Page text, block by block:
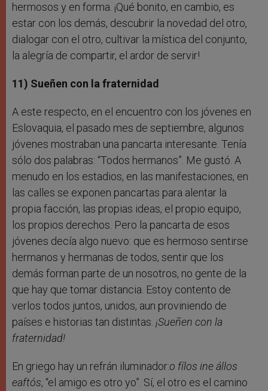
hermosos y en forma. ¡Qué bonito, en cambio, es
estar con los demás, descubrir la novedad del otro,
dialogar con el otro, cultivar la mística del conjunto,
la alegría de compartir, el ardor de servir!
11) Sueñen con la fraternidad
A este respecto, en el encuentro con los jóvenes en
Eslovaquia, el pasado mes de septiembre, algunos
jóvenes mostraban una pancarta interesante. Tenía
sólo dos palabras: “Todos hermanos”. Me gustó. A
menudo en los estadios, en las manifestaciones, en
las calles se exponen pancartas para alentar la
propia facción, las propias ideas, el propio equipo,
los propios derechos. Pero la pancarta de esos
jóvenes decía algo nuevo: que es hermoso sentirse
hermanos y hermanas de todos, sentir que los
demás forman parte de un nosotros, no gente de la
que hay que tomar distancia. Estoy contento de
verlos todos juntos, unidos, aun proviniendo de
países e historias tan distintas. ¡Sueñen con la
fraternidad!
En griego hay un refrán iluminador:o fílos ine állos
eaftós, “el amigo es otro yo”. Sí, el otro es el camino